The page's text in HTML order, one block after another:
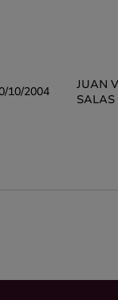
10/2004
JUAN
SALAS